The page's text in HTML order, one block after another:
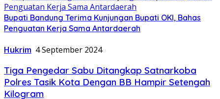
Bupati Bandung Terima Kunjungan Bupati OKI, Bahas
Penguatan Kerja Sama Antardaerah
Hukrim 4 September 2024
Tiga Pengedar Sabu Ditangkap Satnarkoba
Polres Tasik Kota Dengan BB Hampir Setengah
Kilogram